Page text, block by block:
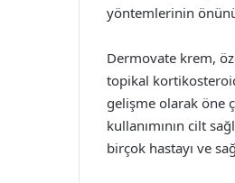
yöntemlerinin
Dermovate krem,
topikal
gelişme olarak öne
kullanımının cilt
birçok hastayı ve